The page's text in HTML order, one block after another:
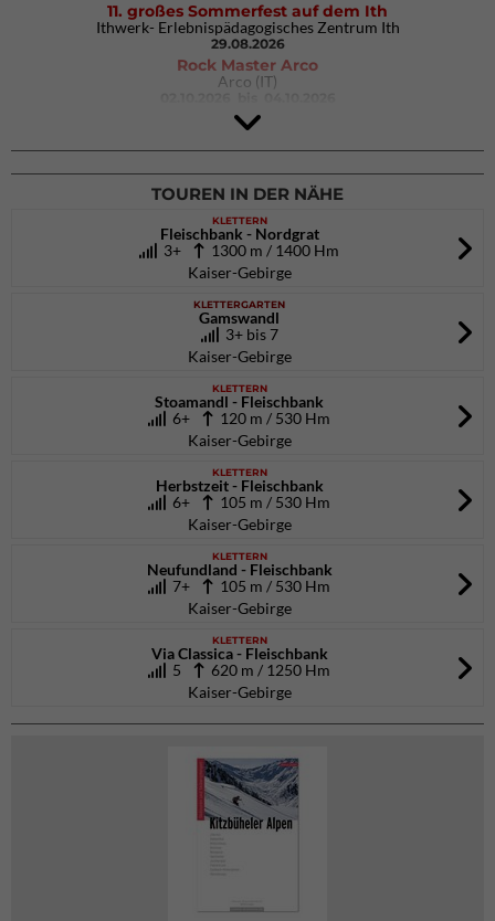
11. großes Sommerfest auf dem Ith
Ithwerk- Erlebnispädagogisches Zentrum Ith
29.08.2026
Rock Master Arco
Arco (IT)
9. Eiskletter Festival Osttirol
Eisparkt Osttirol
08.01.2027bis 10.01.2027
TOUREN IN DER NÄHE
KLETTERN
Fleischbank - Nordgrat
3+
1300 m / 1400 Hm
Kaiser-Gebirge
KLETTERGARTEN
Gamswandl
3+ bis 7
Kaiser-Gebirge
KLETTERN
Stoamandl - Fleischbank
6+
120 m / 530 Hm
Kaiser-Gebirge
KLETTERN
Herbstzeit - Fleischbank
6+
105 m / 530 Hm
Kaiser-Gebirge
KLETTERN
Neufundland - Fleischbank
7+
105 m / 530 Hm
Kaiser-Gebirge
KLETTERN
Via Classica - Fleischbank
5
620 m / 1250 Hm
Kaiser-Gebirge